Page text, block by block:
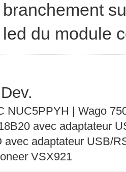
du module
NUC5PPYH | Wago
avec adaptateur
avec adaptateur USB/
VSX921